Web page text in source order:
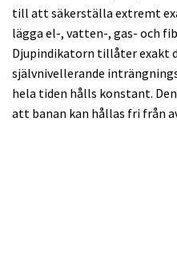
till att säkerställa extremt
lägga el-, vatten-, gas- och
Djupindikatorn tillåter exakt
självnivellerande
hela tiden hålls konstant.
att banan kan hållas fri från